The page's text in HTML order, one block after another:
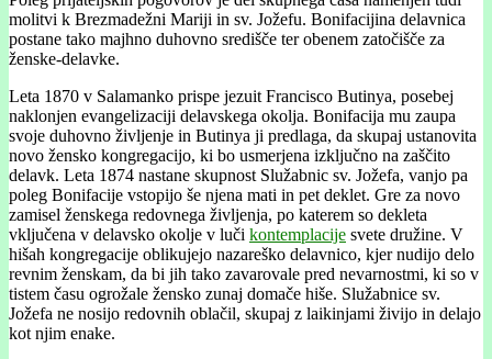
molitvi k Brezmadežni Mariji in sv. Jožefu. Bonifacijina delavnica
postane tako majhno duhovno središče ter obenem zatočišče za
ženske-delavke.
Leta 1870 v Salamanko prispe jezuit Francisco Butinya, posebej
naklonjen evangelizaciji delavskega okolja. Bonifacija mu zaupa
svoje duhovno življenje in Butinya ji predlaga, da skupaj ustanovita
novo žensko kongregacijo, ki bo usmerjena izključno na zaščito
delavk. Leta 1874 nastane skupnost Služabnic sv. Jožefa, vanjo pa
poleg Bonifacije vstopijo še njena mati in pet deklet. Gre za novo
zamisel ženskega redovnega življenja, po katerem so dekleta
vključena v delavsko okolje v luči kontemplacije svete družine. V
hišah kongregacije oblikujejo nazareško delavnico, kjer nudijo delo
revnim ženskam, da bi jih tako zavarovale pred nevarnostmi, ki so v
tistem času ogrožale žensko zunaj domače hiše. Služabnice sv.
Jožefa ne nosijo redovnih oblačil, skupaj z laikinjami živijo in delajo
kot njim enake.